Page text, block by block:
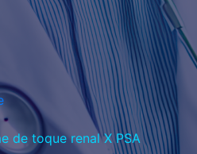
de toque renal X PSA